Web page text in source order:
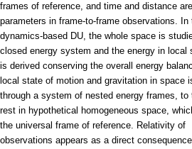
frames of reference, and time and distance are
parameters in frame-to-frame observations. In
dynamics-based DU, the whole space is
closed energy system and the energy in local
is derived conserving the overall energy
local state of motion and gravitation in space
through a system of nested energy frames, to
rest in hypothetical homogeneous space,
the universal frame of reference. Relativity of
observations appears as a direct